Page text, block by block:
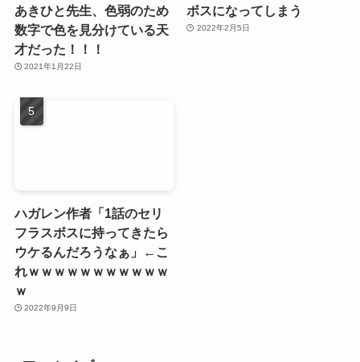
あきひと先生、色弱のため
数字で色を見分けている天
才だった！！！
2021年1月22日
ボスになってしまう
2022年2月5日
ハガレン作者「1話のセリ
フラスボスに持ってきたら
ウケるんだろうなぁ」←こ
れｗｗｗｗｗｗｗｗｗｗｗ
ｗ
2022年9月9日